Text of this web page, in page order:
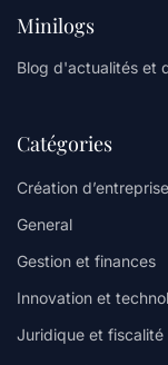
Minilogs
Blog d'actualités et
Catégories
Création d’entreprise
General
Gestion et finances
Innovation et
Juridique et fiscalité